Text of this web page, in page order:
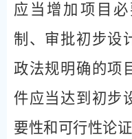
应当增加项目
制、审批初步设
政法规明确的项
件应当达到初步
要性和可行性论证